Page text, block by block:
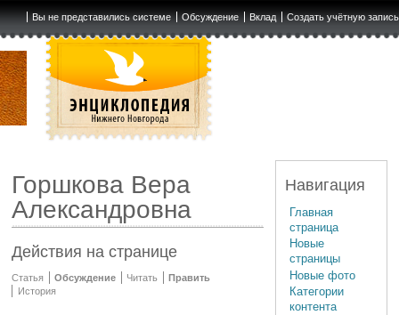
Вы не представились системе Обсуждение Вклад Создать учётную запись
Горшкова Вера
Александровна
Действия на странице
Статья Обсуждение Читать
Править
История
Навигация
Главная
страница
Новые
страницы
Новые фото
Категории
контента